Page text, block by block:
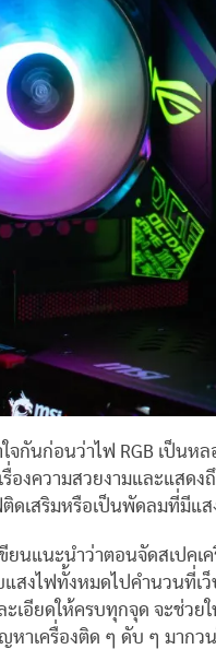
ใจกันก่อนว่าไฟ RGB เป็นห
เรื่องความสวยงามและแสด
ดเสริมหรือเป็นพัดลมที่มีแส
ยนแนะนำว่าตอนจัดสเปคเ
แสงไฟทั้งหมดไปคำนวนที่เว็
ะเอียดให้ครบทุกจุด จะช่วยใ
หาเครื่องติด ๆ ดับ ๆ มากว